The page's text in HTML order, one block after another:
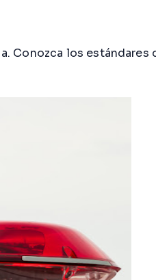
Conozca los